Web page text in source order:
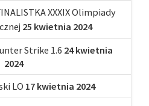
XXXIX Olimpiady
25 kwietnia 2024
Strike 1.6 24 kwietnia
2024
LO 17 kwietnia 2024